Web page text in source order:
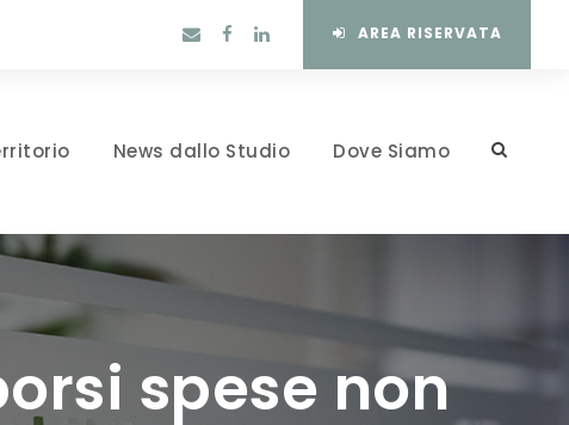
AREA RISERVATA
News dallo Studio Dove Siamo
spese non